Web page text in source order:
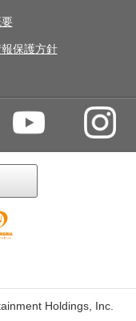
保護方針
Holdings, Inc.